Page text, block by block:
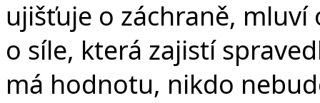
ujišťuje o záchraně,
o síle, která zajistí
má hodnotu, nikdo